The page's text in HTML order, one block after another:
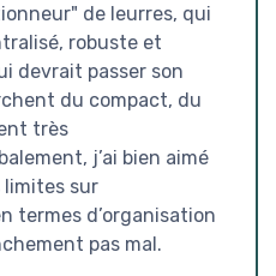
de leurres, qui
robuste et
devrait passer son
du compact, du
très
j’ai bien aimé
limites sur
termes d’organisation
pas mal.